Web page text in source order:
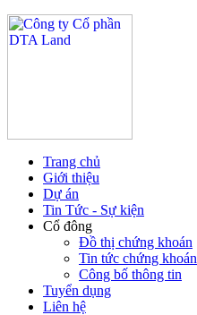
Trang chủ
Giới thiệu
Dự án
Tin Tức - Sự kiện
Cổ đông
Đồ thị chứng khoán
Tin tức chứng khoán
Công bố thông tin
Tuyển dụng
Liên hệ